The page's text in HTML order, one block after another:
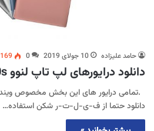
حامد علیزاده 10 جولای 2019 0
169
دانلود درایورهای لپ تاپ لنوو IdeaPad 120s
دانلود حتما از ف-ی-ل-ت-ر شکن استفاده…